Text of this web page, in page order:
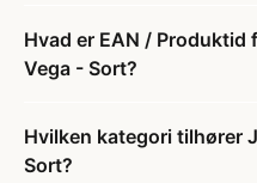
Hvad er EAN / Produktid
Vega - Sort?
Hvilken kategori tilhører
Sort?